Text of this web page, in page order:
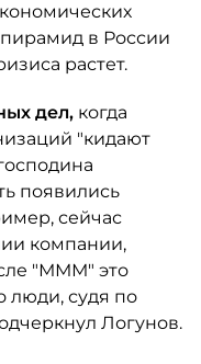
в России
растет.
дел, когда
"кидают
появились
сейчас
компании,
"МММ" это
люди, судя по
Логунов.